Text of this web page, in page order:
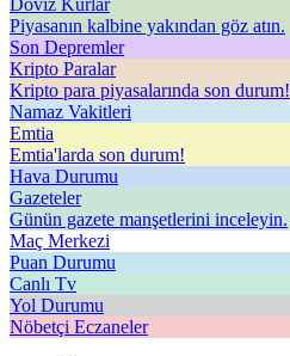
Döviz Kurlar
Piyasanın kalbine yakından göz atın.
Son Depremler
Kripto Paralar
Kripto para piyasalarında son durum!
Namaz Vakitleri
Emtia
Emtia'larda son durum!
Hava Durumu
Gazeteler
Günün gazete manşetlerini inceleyin.
Maç Merkezi
Puan Durumu
Canlı Tv
Yol Durumu
Nöbetçi Eczaneler